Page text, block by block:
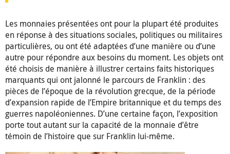
Les monnaies présentées ont pour la plupart été produites
en réponse à des situations sociales, politiques ou militaires
particulières, ou ont été adaptées d’une manière ou d’une
autre pour répondre aux besoins du moment. Les objets ont
été choisis de manière à illustrer certains faits historiques
marquants qui ont jalonné le parcours de Franklin : des
pièces de l’époque de la révolution grecque, de la période
d’expansion rapide de l’Empire britannique et du temps des
guerres napoléoniennes. D’une certaine façon, l’exposition
porte tout autant sur la capacité de la monnaie d’être
témoin de l’histoire que sur Franklin lui-même.